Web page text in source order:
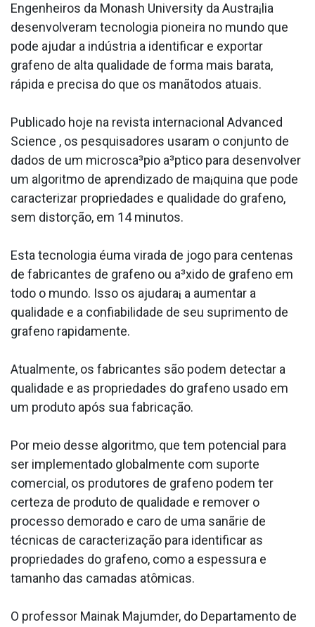
Engenheiros da Monash University da Austra¡lia
desenvolveram tecnologia pioneira no mundo que
pode ajudar a indústria a identificar e exportar
grafeno de alta qualidade de forma mais barata,
rápida e precisa do que os manãtodos atuais.
Publicado hoje na revista internacional Advanced
Science , os pesquisadores usaram o conjunto de
dados de um microsca³pio a³ptico para desenvolver
um algoritmo de aprendizado de ma¡quina que pode
caracterizar propriedades e qualidade do grafeno,
sem distorção, em 14 minutos.
Esta tecnologia éuma virada de jogo para centenas
de fabricantes de grafeno ou a³xido de grafeno em
todo o mundo. Isso os ajudara¡ a aumentar a
qualidade e a confiabilidade de seu suprimento de
grafeno rapidamente.
Atualmente, os fabricantes são podem detectar a
qualidade e as propriedades do grafeno usado em
um produto após sua fabricação.
Por meio desse algoritmo, que tem potencial para
ser implementado globalmente com suporte
comercial, os produtores de grafeno podem ter
certeza de produto de qualidade e remover o
processo demorado e caro de uma sanãrie de
técnicas de caracterização para identificar as
propriedades do grafeno, como a espessura e
tamanho das camadas atômicas.
O professor Mainak Majumder, do Departamento de